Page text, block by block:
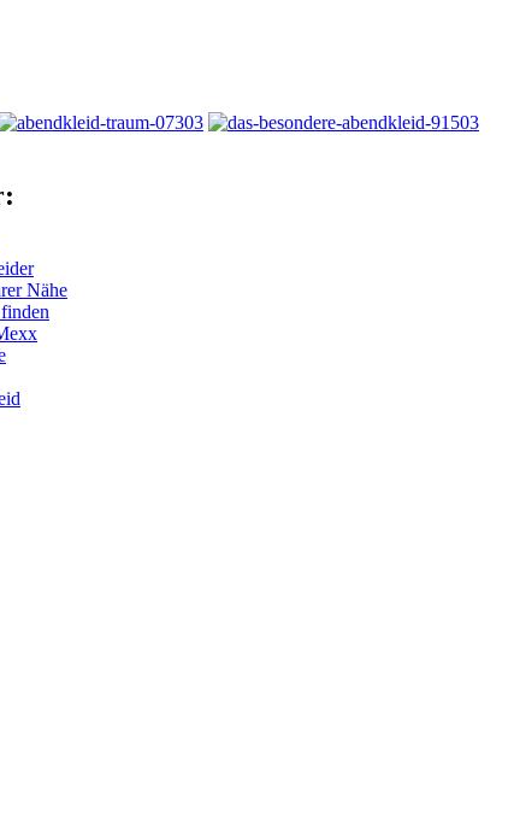
Nähe